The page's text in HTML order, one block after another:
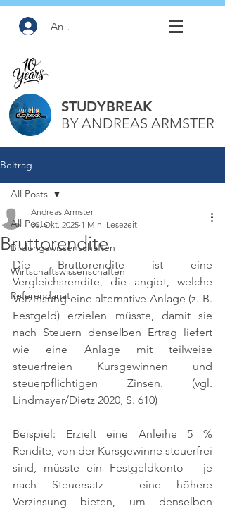
Anmelden
STUDYBREAK
BY ANDREAS ARMSTER
Beitrag
All Posts
Bildungswissenschaften
Wirtschaftswissenschaften
Referendariat
All Posts
Bruttorendite
Andreas Armster
30. Okt. 2025 1 Min. Lesezeit
Die Bruttorendite ist eine
Vergleichsrendite, die angibt, welche
Verzinsung eine alternative Anlage (z. B.
Festgeld) erzielen müsste, damit sie
nach Steuern denselben Ertrag liefert
wie eine Anlage mit teilweise
steuerfreien Kursgewinnen und
steuerpflichtigen Zinsen. (vgl.
Lindmayer/Dietz 2020, S. 610)
Beispiel: Erzielt eine Anleihe 5 %
Rendite, von der Kursgewinne steuerfrei
sind, müsste ein Festgeldkonto – je
nach Steuersatz – eine höhere
Verzinsung bieten, um denselben